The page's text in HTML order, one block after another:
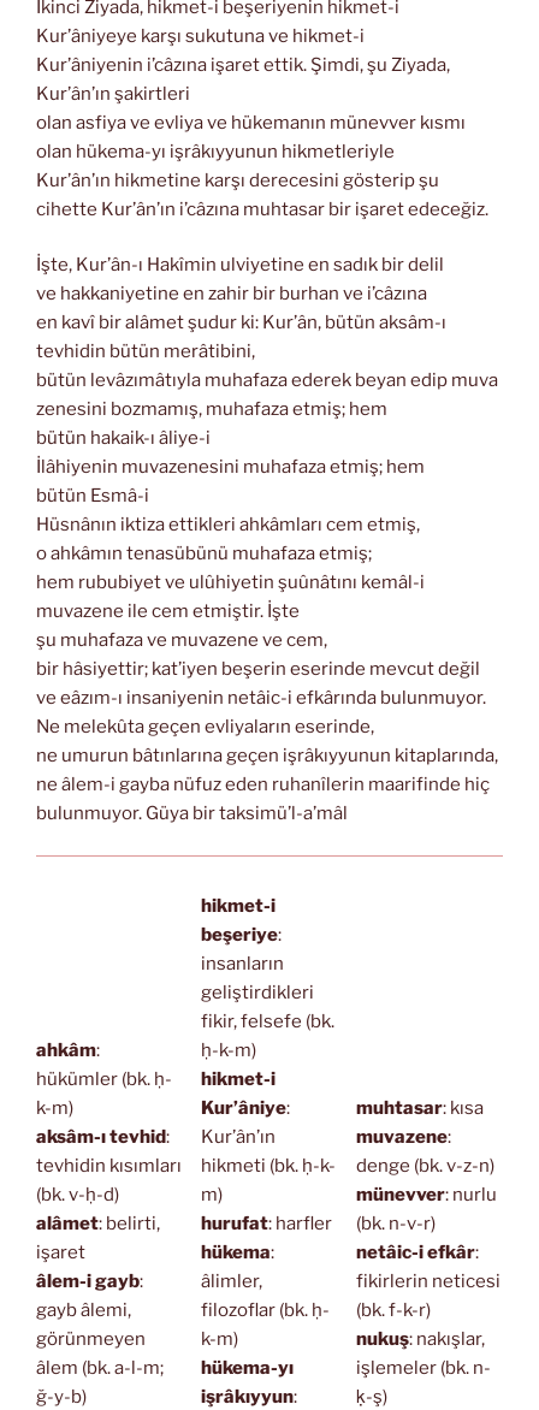
İkinci Ziyada, hikmet-i beşeriyenin hikmet-i
Kur’âniyeye karşı sukutuna ve hikmet-i
Kur’âniyenin i’câzına işaret ettik. Şimdi, şu Ziyada,
Kur’ân’ın şakirtleri
olan asfiya ve evliya ve hükemanın münevver kısmı
olan hükema-yı işrâkıyyunun hikmetleriyle
Kur’ân’ın hikmetine karşı derecesini gösterip şu
cihette Kur’ân’ın i’câzına muhtasar bir işaret edeceğiz.
İşte, Kur’ân-ı Hakîmin ulviyetine en sadık bir delil
ve hakkaniyetine en zahir bir burhan ve i’câzına
en kavî bir alâmet şudur ki: Kur’ân, bütün aksâm-ı
tevhidin bütün merâtibini,
bütün levâzımâtıyla muhafaza ederek beyan edip muva
zenesini bozmamış, muhafaza etmiş; hem
bütün hakaik-ı âliye-i
İlâhiyenin muvazenesini muhafaza etmiş; hem
bütün Esmâ-i
Hüsnânın iktiza ettikleri ahkâmları cem etmiş,
o ahkâmın tenasübünü muhafaza etmiş;
hem rububiyet ve ulûhiyetin şuûnâtını kemâl-i
muvazene ile cem etmiştir. İşte
şu muhafaza ve muvazene ve cem,
bir hâsiyettir; kat’iyen beşerin eserinde mevcut değil
ve eâzım-ı insaniyenin netâic-i efkârında bulunmuyor.
Ne melekûta geçen evliyaların eserinde,
ne umurun bâtınlarına geçen işrâkıyyunun kitaplarında,
ne âlem-i gayba nüfuz eden ruhanîlerin maarifinde hiç
bulunmuyor. Güya bir taksimü’l-a’mâl
ahkâm:
hükümler (bk. ḥ-
k-m)
aksâm-ı tevhid:
tevhidin kısımları
(bk. v-ḥ-d)
alâmet: belirti,
işaret
âlem-i gayb:
gayb âlemi,
görünmeyen
âlem (bk. a-l-m;
ğ-y-b)
hikmet-i
beşeriye:
insanların
geliştirdikleri
fikir, felsefe (bk.
ḥ-k-m)
hikmet-i
Kur’âniye:
Kur’ân’ın
hikmeti (bk. ḥ-k-
m)
hurufat: harfler
hükema:
âlimler,
filozoflar (bk. ḥ-
k-m)
hükema-yı
işrâkıyyun:
muhtasar: kısa
muvazene:
denge (bk. v-z-n)
münevver: nurlu
(bk. n-v-r)
netâic-i efkâr:
fikirlerin neticesi
(bk. f-k-r)
nukuş: nakışlar,
işlemeler (bk. n-
ḳ-ş)